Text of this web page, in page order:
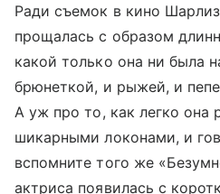
Ради съемок в кино
прощалась с образом
какой только она ни была
брюнеткой, и рыжей, и
А уж про то, как легко она
шикарными локонами, и
вспомните того же
актриса появилась с